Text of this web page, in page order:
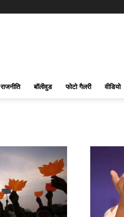
राजनीति बॉलीवुड फोटो गैलरी वीडियो